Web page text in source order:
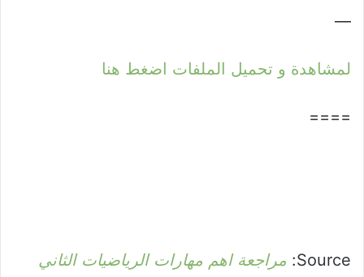
—
لمشاهدة و تحميل الملفات اضغط هنا
====
Source: مراجعة اهم مهارات الرياضيات الثاني